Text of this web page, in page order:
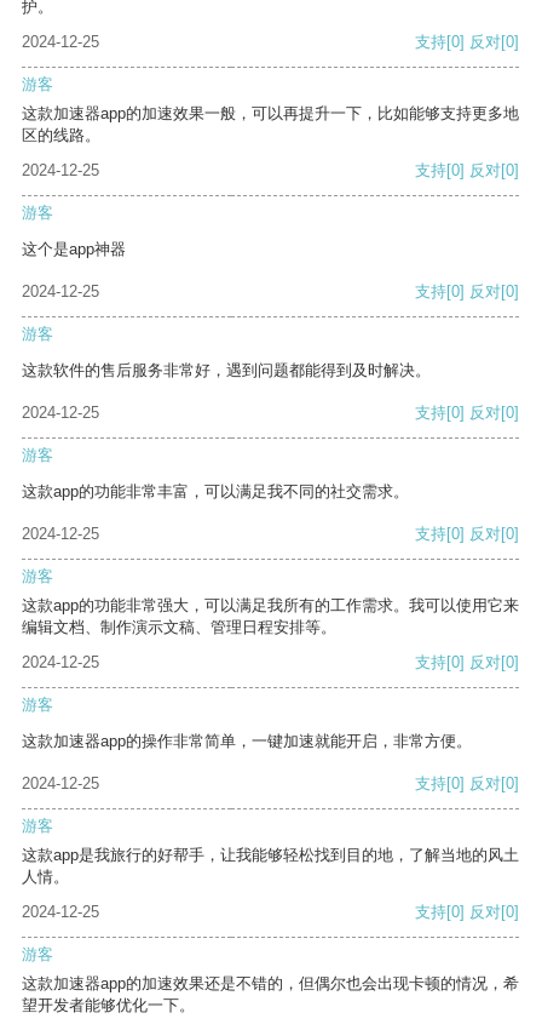
护。
2024-12-25
支持[0] 反对[0]
游客
这款加速器app的加速效果一般，可以再提升一下，比如能够支持更多地
区的线路。
2024-12-25
支持[0] 反对[0]
游客
这个是app神器
2024-12-25 支持[0] 反对[0]
游客
这款软件的售后服务非常好，遇到问题都能得到及时解决。
2024-12-25 支持[0] 反对[0]
游客
这款app的功能非常丰富，可以满足我不同的社交需求。
2024-12-25 支持[0] 反对[0]
游客
这款app的功能非常强大，可以满足我所有的工作需求。我可以使用它来
编辑文档、制作演示文稿、管理日程安排等。
2024-12-25
支持[0] 反对[0]
游客
这款加速器app的操作非常简单，一键加速就能开启，非常方便。
2024-12-25 支持[0] 反对[0]
游客
这款app是我旅行的好帮手，让我能够轻松找到目的地，了解当地的风土
人情。
2024-12-25
支持[0] 反对[0]
游客
这款加速器app的加速效果还是不错的，但偶尔也会出现卡顿的情况，希
望开发者能够优化一下。